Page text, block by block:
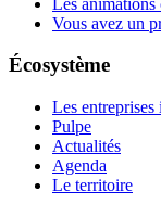
Vous avez un
Écosystème
Les entreprises
Pulpe
Actualités
Agenda
Le territoire